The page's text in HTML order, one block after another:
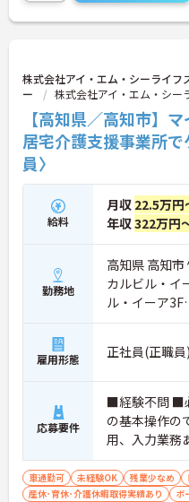
株式会社アイ・エム・シーライフ
ー
株式会社アイ・エム・シー
【高知県／高知市】
居宅介護支援事業所
員〉
給料
月収 22.5万円
年収322万円
勤務地
高知県 高知
カルビル・イ
ル・イーア3F
ＪＲ土讃線「
雇用形態 正社員(正職員)
応募要件
■経験不問 ■
の基本操作の
用、入力業務
車通勤可 未経験OK 残業少なめ
産休･育休･介護休暇取得実績あり
ボ